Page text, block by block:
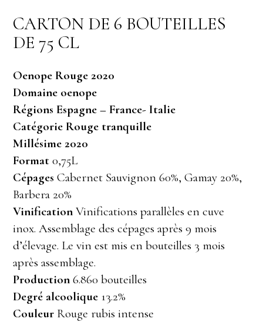
CARTON DE 6 BOUTEILLES
DE 75 CL
Oenope Rouge 2020
Domaine oenope
Régions Espagne – France- Italie
Catégorie Rouge tranquille
Millésime 2020
Format 0,75L
Cépages Cabernet Sauvignon 60%, Gamay 20%,
Barbera 20%
Vinification Vinifications parallèles en cuve
inox. Assemblage des cépages après 9 mois
d’élevage. Le vin est mis en bouteilles 3 mois
après assemblage.
Production 6.860 bouteilles
Degré alcoolique 13.2%
Couleur Rouge rubis intense